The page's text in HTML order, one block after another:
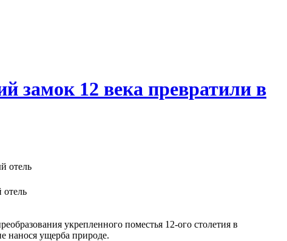
замок 12 века превратили в
отель
укрепленного поместья 12-ого столетия в
нанося ущерба природе.